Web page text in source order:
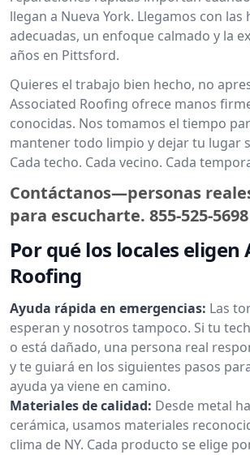
llegan a Nueva York. Llegamos con
adecuadas, un enfoque calmado y la
años en Pittsford.
Quieres el trabajo bien hecho, no
Associated Roofing ofrece manos
conocidas. Nos tomamos el tiempo
mantener todo limpio y dejar tu lugar
Cada techo. Cada vecino. Cada
Contáctanos—personas
para escucharte. 855-525-5698
Por qué los locales eligen
Roofing
Ayuda rápida en emergencias: Las
esperan y nosotros tampoco. Si tu
o está dañado, una persona real
y te guiará en los siguientes pasos
ayuda ya viene en camino.
Materiales de calidad: Desde metal
cerámica, usamos materiales
clima de NY. Cada producto se elige